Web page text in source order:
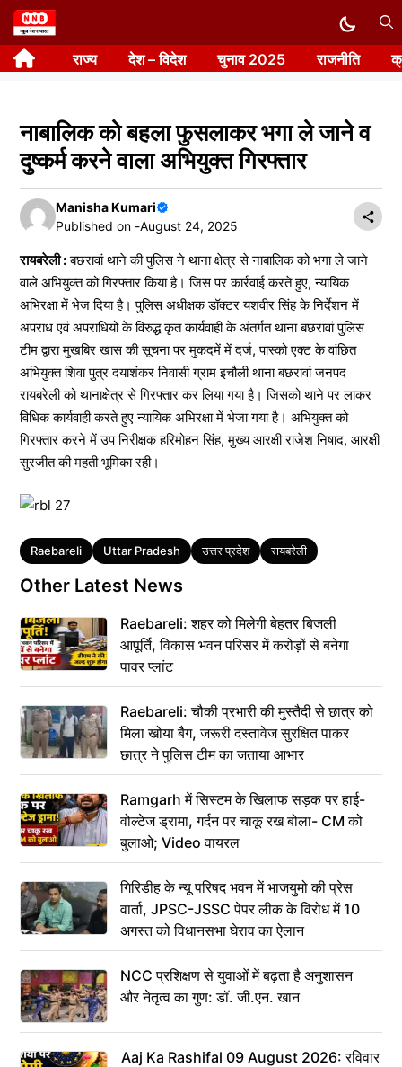
Skip
to
content राज्य देश – विदेश चुनाव 2025 राजनीति
नाबालिक को बहला फुसलाकर भगा ले जाने व
दुष्कर्म करने वाला अभियुक्त गिरफ्तार
Manisha Kumari
Published on -August 24, 2025
रायबरेली :बछरावां थाने की पुलिस ने थाना क्षेत्र से नाबालिक को भगा ले जाने
वाले अभियुक्त को गिरफ्तार किया है। जिस पर कार्रवाई करते हुए, न्यायिक
अभिरक्षा में भेज दिया है। पुलिस अधीक्षक डॉक्टर यशवीर सिंह के निर्देशन में
अपराध एवं अपराधियों के विरुद्ध कृत कार्यवाही के अंतर्गत थाना बछरावां पुलिस
टीम द्वारा मुखबिर खास की सूचना पर मुकदमें में दर्ज, पास्को एक्ट के वांछित
अभियुक्त शिवा पुत्र दयाशंकर निवासी ग्राम इचौली थाना बछरावां जनपद
रायबरेली को थानाक्षेत्र से गिरफ्तार कर लिया गया है। जिसको थाने पर लाकर
विधिक कार्यवाही करते हुए न्यायिक अभिरक्षा में भेजा गया है। अभियुक्त को
गिरफ्तार करने में उप निरीक्षक हरिमोहन सिंह, मुख्य आरक्षी राजेश निषाद, आरक्षी
सुरजीत की महती भूमिका रही।
Tags
Raebareli Uttar Pradesh उत्तर प्रदेश रायबरेली
Other Latest News
Raebareli: शहर को मिलेगी बेहतर बिजली
आपूर्ति, विकास भवन परिसर में करोड़ों से बनेगा
पावर प्लांट
Raebareli: चौकी प्रभारी की मुस्तैदी से छात्र को
मिला खोया बैग, जरूरी दस्तावेज सुरक्षित पाकर
छात्र ने पुलिस टीम का जताया आभार
Ramgarh में सिस्टम के खिलाफ सड़क पर हाई-
वोल्टेज ड्रामा, गर्दन पर चाकू रख बोला- CM को
बुलाओ; Video वायरल
गिरिडीह के न्यू परिषद भवन में भाजयुमो की प्रेस
वार्ता, JPSC-JSSC पेपर लीक के विरोध में 10
अगस्त को विधानसभा घेराव का ऐलान
NCC प्रशिक्षण से युवाओं में बढ़ता है अनुशासन
और नेतृत्व का गुण: डॉ. जी.एन. खान
Aaj Ka Rashifal 09 August 2026: रविवार